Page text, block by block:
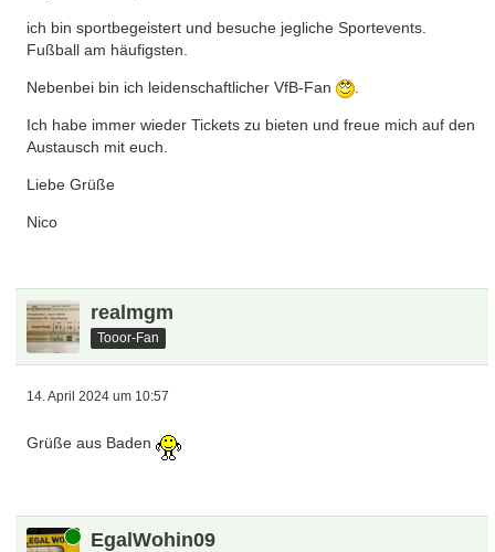
ich bin sportbegeistert und besuche jegliche Sportevents.
Fußball am häufigsten.
Nebenbei bin ich leidenschaftlicher VfB-Fan
Ich habe immer wieder Tickets zu bieten und freue mich auf den
Austausch mit euch.
Liebe Grüße
Nico
realmgm
Tooor-Fan
14. April 2024 um 10:57
Grüße aus Baden
Online EgalWohin09